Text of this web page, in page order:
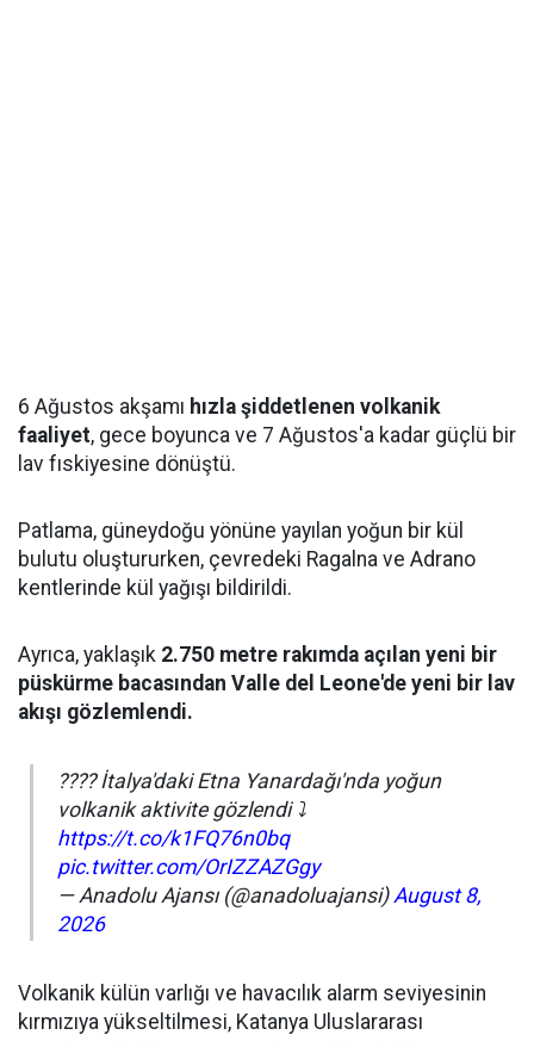
6 Ağustos akşamı hızla şiddetlenen volkanik
faaliyet, gece boyunca ve 7 Ağustos'a kadar güçlü bir
lav fıskiyesine dönüştü.
Patlama, güneydoğu yönüne yayılan yoğun bir kül
bulutu oluştururken, çevredeki Ragalna ve Adrano
kentlerinde kül yağışı bildirildi.
Ayrıca, yaklaşık 2.750 metre rakımda açılan yeni bir
püskürme bacasından Valle del Leone'de yeni bir lav
akışı gözlemlendi.
???? İtalya'daki Etna Yanardağı'nda yoğun
volkanik aktivite gözlendi ⤵️
https://t.co/k1FQ76n0bq
pic.twitter.com/OrIZZAZGgy
— Anadolu Ajansı (@anadoluajansi)August 8,
2026
Volkanik külün varlığı ve havacılık alarm seviyesinin
kırmızıya yükseltilmesi, Katanya Uluslararası